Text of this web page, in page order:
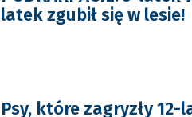
latek zgubił się w lesie!
Psy, które zagryzły